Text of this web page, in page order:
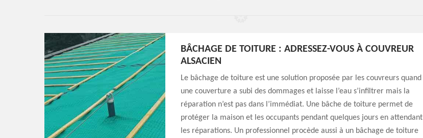
BÂCHAGE DE TOITURE : ADRESSEZ-VOUS À COUVREUR
ALSACIEN
Le bâchage de toiture est une solution proposée par les couvreurs quand
une couverture a subi des dommages et laisse l’eau s’infiltrer mais la
réparation n’est pas dans l’immédiat. Une bâche de toiture permet de
protéger la maison et les occupants pendant quelques jours en attendant
les réparations. Un professionnel procède aussi à un bâchage de toiture